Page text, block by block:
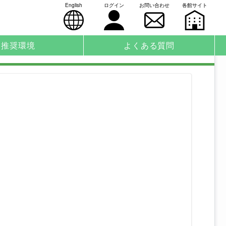
English ログイン お問い合わせ 各館サイト
推奨環境 よくある質問